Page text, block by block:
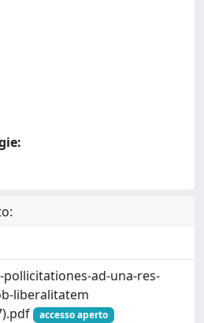
pollicitationes-ad-una-res-
liberalitatem
accesso aperto